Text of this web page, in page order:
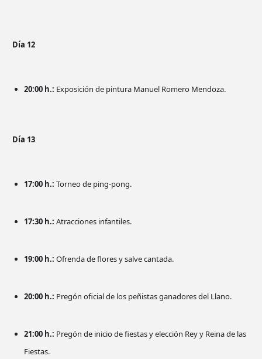
Día 12
20:00 h.: Exposición de pintura Manuel Romero Mendoza.
Día 13
17:00 h.: Torneo de ping-pong.
17:30 h.: Atracciones infantiles.
19:00 h.: Ofrenda de flores y salve cantada.
20:00 h.: Pregón oficial de los peñistas ganadores del Llano.
21:00 h.: Pregón de inicio de fiestas y elección Rey y Reina de las
Fiestas.